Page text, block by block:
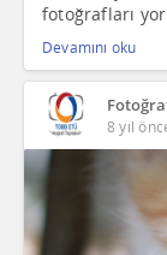
fotoğrafları
Devamını oku
8 yıl